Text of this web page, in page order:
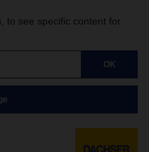
to see specific content for
OK